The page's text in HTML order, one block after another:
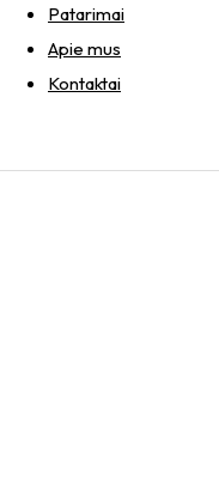
Patarimai
Apie mus
Kontaktai